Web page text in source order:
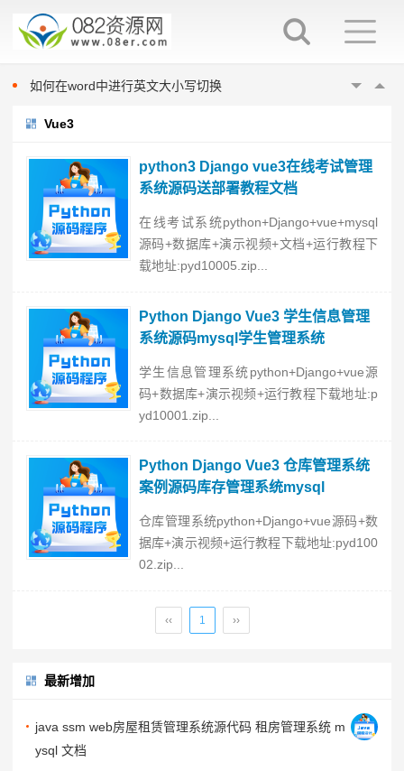
word填表时如何避免表项向后移动
如何在word中指定位置输入文字
在word中换行与换段的区别
如何在word中指定位置输入文字
如何在word中进行英文大小写切换
如何在word中渐进式调整字体大小
在word中换行与换段的区别
word填表时如何避免表项向后移动
Vue3
python3 Django vue3在线考试管理
系统源码送部署教程文档
在线考试系统python+Django+vue+mysql
源码+数据库+演示视频+文档+运行教程下
载地址:pyd10005.zip...
Python Django Vue3 学生信息管理
系统源码mysql学生管理系统
学生信息管理系统python+Django+vue源
码+数据库+演示视频+运行教程下载地址:p
yd10001.zip...
Python Django Vue3 仓库管理系统
案例源码库存管理系统mysql
仓库管理系统python+Django+vue源码+数
据库+演示视频+运行教程下载地址:pyd100
02.zip...
‹‹ 1 ››
最新增加
java ssm web房屋租赁管理系统源代码 租房管理系统 m
ysql 文档